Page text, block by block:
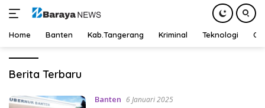
konten
Home Banten Kab.Tangerang Kriminal Teknologi
Barayanews.com
Berita Terbaru
Banten 6 Januari 2025